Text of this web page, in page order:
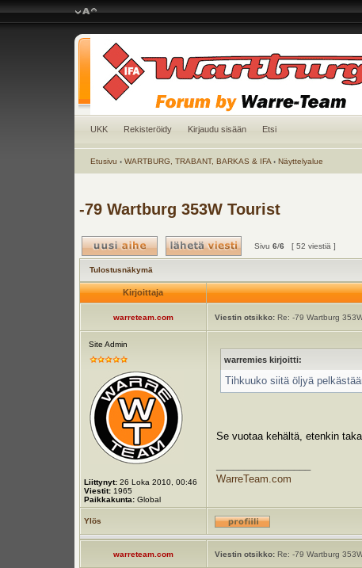
UKK Rekisteröidy Kirjaudu sisään Etsi
Etusivu ‹ WARTBURG, TRABANT, BARKAS & IFA ‹ Näyttelyalue
-79 Wartburg 353W Tourist
Sivu6/6 [ 52 viestiä ]
Tulostusnäkymä
Kirjoittaja
warreteam.com Viestin otsikko: Re: -79 Wartburg
Site Admin
Liittynyt: 26 Loka 2010, 00:46
Viestit: 1965
Paikkakunta: Global
warremies kirjoitti:
Tihkuuko siitä öljyä
Se vuotaa kehältä, etenkin
WarreTeam.com
Ylös
warreteam.com Viestin otsikko: Re: -79 Wartburg